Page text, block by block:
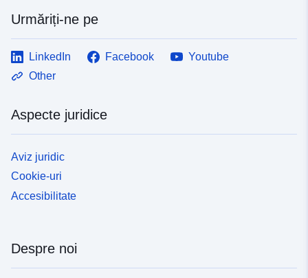
Urmăriți-ne pe
LinkedIn Facebook
Youtube
Other
Aspecte juridice
Aviz juridic
Cookie-uri
Accesibilitate
Despre noi